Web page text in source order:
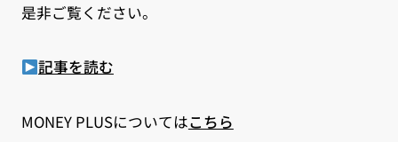
是非ご覧ください。
記事を読む
MONEY PLUSについてはこちら